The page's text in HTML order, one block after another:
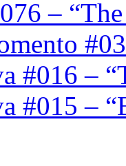
–
#016 –
#015 –